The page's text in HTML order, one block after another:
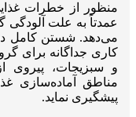
منظور از خطرات
عمدتاً به علت
می‌دهد. شستن کامل
کاری جداگانه برای
و سبزیجات، پیروی
مناطق آماده‌سازی
پیشگیری نماید.